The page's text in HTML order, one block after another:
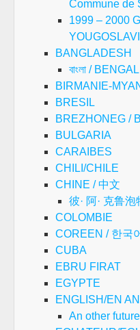
Commune de
1999 – 2000
BANGLADESH
বাংলা / BENGALI
BIRMANIE-
BRESIL
BREZHONEG /
BULGARIA
CARAIBES
CHILI/CHILE
CHINE / 中文
彼· 阿· 克鲁
COLOMBIE
COREEN / 한국
CUBA
EBRU FIRAT
EGYPTE
ENGLISH/EN
An other